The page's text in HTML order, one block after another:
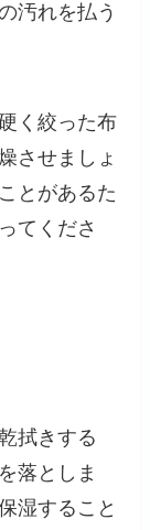
汚れを払う
く絞った布
させましょ
とがあるた
てくださ
拭きする
落としま
湿すること